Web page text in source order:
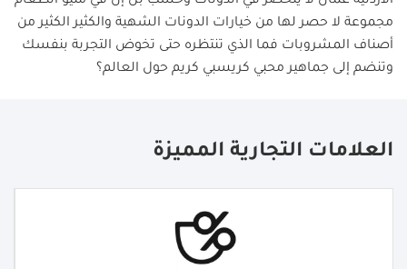
مجموعة لا حصر لها من خيارات الدونات الشهية والكثير الكثير من
أصناف المشروبات فما الذي تنتظره حتى تخوض التجربة بنفسك
وتنضم إلى جماهير محبي كريسبي كريم حول العالم؟
العلامات التجارية المميزة